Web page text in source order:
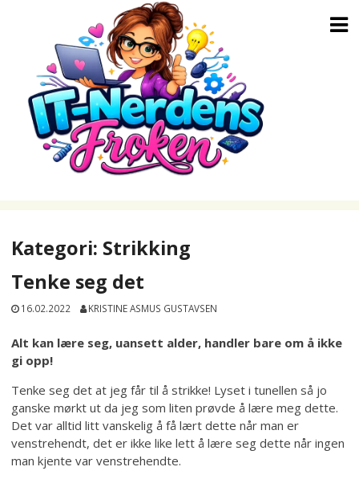
Kategori: Strikking
Tenke seg det
16.02.2022 KRISTINE ASMUS GUSTAVSEN
Alt kan lære seg, uansett alder, handler bare om å ikke
gi opp!
Tenke seg det at jeg får til å strikke! Lyset i tunellen så jo
ganske mørkt ut da jeg som liten prøvde å lære meg dette.
Det var alltid litt vanskelig å få lært dette når man er
venstrehendt, det er ikke like lett å lære seg dette når ingen
man kjente var venstrehendte.